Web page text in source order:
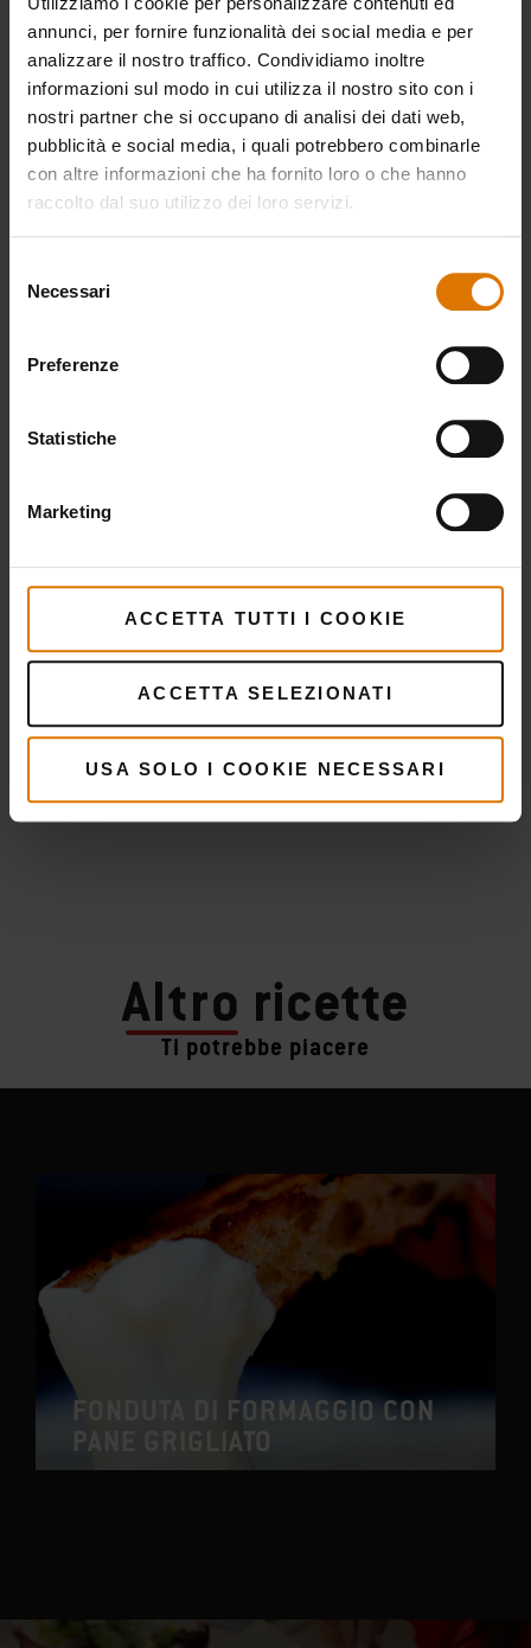
annunci, per fornire funzionalità dei social media e per
analizzare il nostro traffico. Condividiamo inoltre
informazioni sul modo in cui utilizza il nostro sito con i
nostri partner che si occupano di analisi dei dati web,
pubblicità e social media, i quali potrebbero combinarle
con altre informazioni che ha fornito loro o che hanno
raccolto dal suo utilizzo dei loro servizi.
delNecessari
Preferenze
Statistiche
Marketing
ACCETTA TUTTI I COOKIE
ACCETTA SELEZIONATI
USA SOLO I COOKIE NECESSARI
Cosa serve?
Accessori
raccomandati
Cocotte
Chips
- mela
i
Altro ricette
Ti potrebbe piacere
FONDUTA DI FORMAGGIO CON
PANE GRIGLIATO